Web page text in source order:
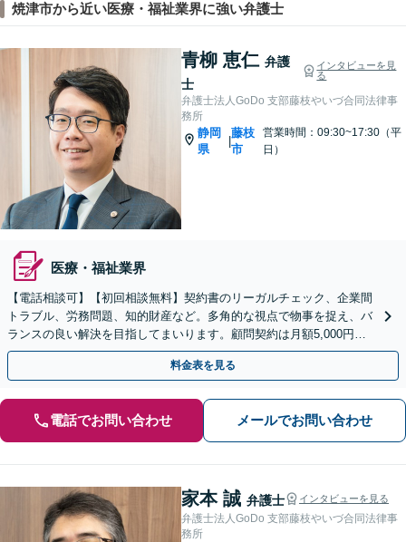
焼津市から近い医療・福祉業界に強い弁護士
青柳 恵仁 弁護
士
インタビューを見
る
弁護士法人GoDo 支部藤枝やいづ合同法律事
務所
静岡
県
|
藤枝
市
営業時間：09:30~17:30（平
日）
医療・福祉業界
【電話相談可】【初回相談無料】契約書のリーガルチェック、企業間
トラブル、労務問題、知的財産など。多角的な視点で物事を捉え、バ
ランスの良い解決を目指してまいります。顧問契約は月額5,000円か
ら対応可能です【夜間＆休日面談OK】
料金表を見る
電話でお問い合わせ メールでお問い合わせ
家本 誠 弁護士 インタビューを見る
弁護士法人GoDo 支部藤枝やいづ合同法律事
務所